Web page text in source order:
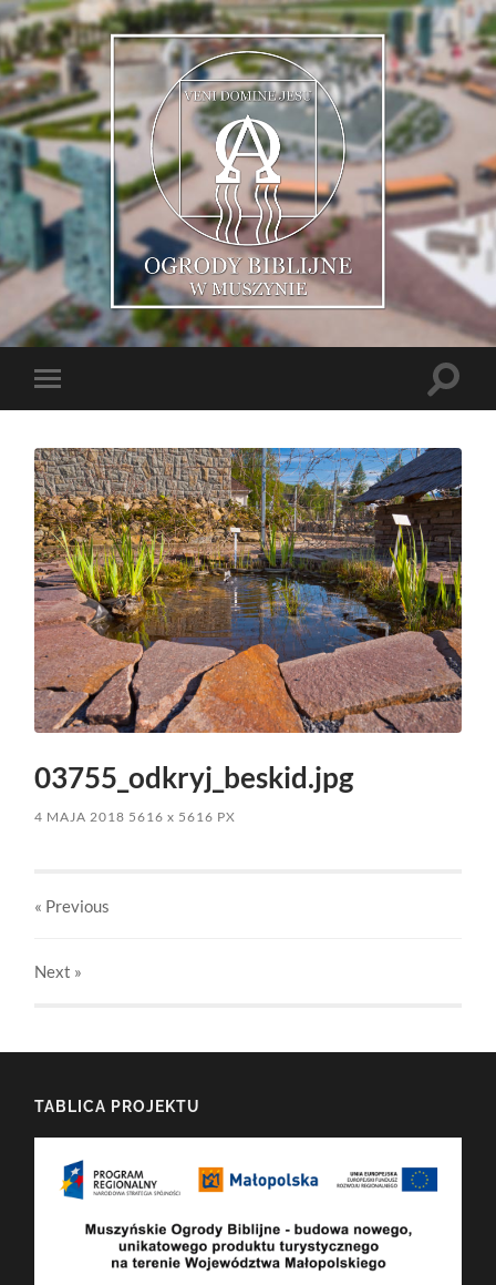
Muszyńskie
Ogrody
Biblijne
mobile
Toggle
03755_odkryj_beskid.jpg
4 MAJA 2018 5616x 5616 PX
« Previous
Next »
TABLICA PROJEKTU